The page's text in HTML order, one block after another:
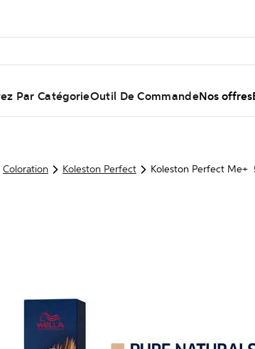
Par CatégorieOutil De CommandeNos offres
Coloration Koleston Perfect Koleston Perfect Me+